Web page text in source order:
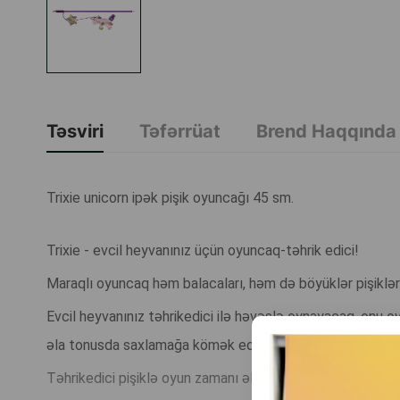
Təsviri Təfərrüat Brend Haqqında
Trixie unicorn ipək pişik oyuncağı 45 sm.
Trixie - evcil heyvanınız üçün oyuncaq-təhrik edici!
Maraqlı oyuncaq həm balacaları, həm də böyüklər
Evcil heyvanınız təhrikedici ilə həvəslə oynayacaq,
əla tonusda saxlamağa kömək edəcək.
Təhrikedici pişiklə oyun zamanı əllərinizi cızılmaqdan